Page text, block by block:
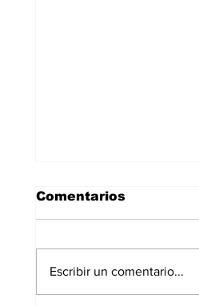
Comentarios
Escribir un comentario...